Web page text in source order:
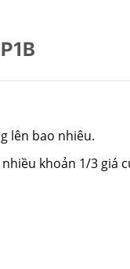
lên bao nhiêu.
khoản 1/3 giá